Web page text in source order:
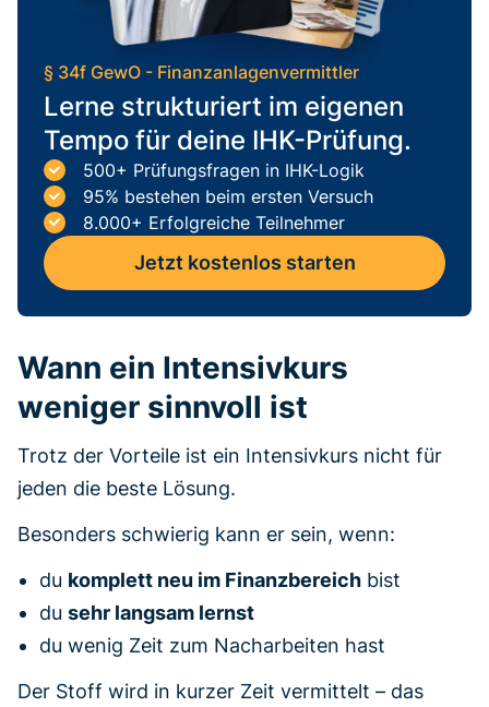
§ 34f GewO - Finanzanlagenvermittler
Lerne strukturiert im eigenen
Tempo für deine IHK-Prüfung.
500+ Prüfungsfragen in IHK-Logik
95% bestehen beim ersten Versuch
8.000+ Erfolgreiche Teilnehmer
Jetzt kostenlos starten
Wann ein Intensivkurs
weniger sinnvoll ist
Trotz der Vorteile ist ein Intensivkurs nicht für
jeden die beste Lösung.
Besonders schwierig kann er sein, wenn:
du komplett neu im Finanzbereich bist
du sehr langsam lernst
du wenig Zeit zum Nacharbeiten hast
Der Stoff wird in kurzer Zeit vermittelt – das